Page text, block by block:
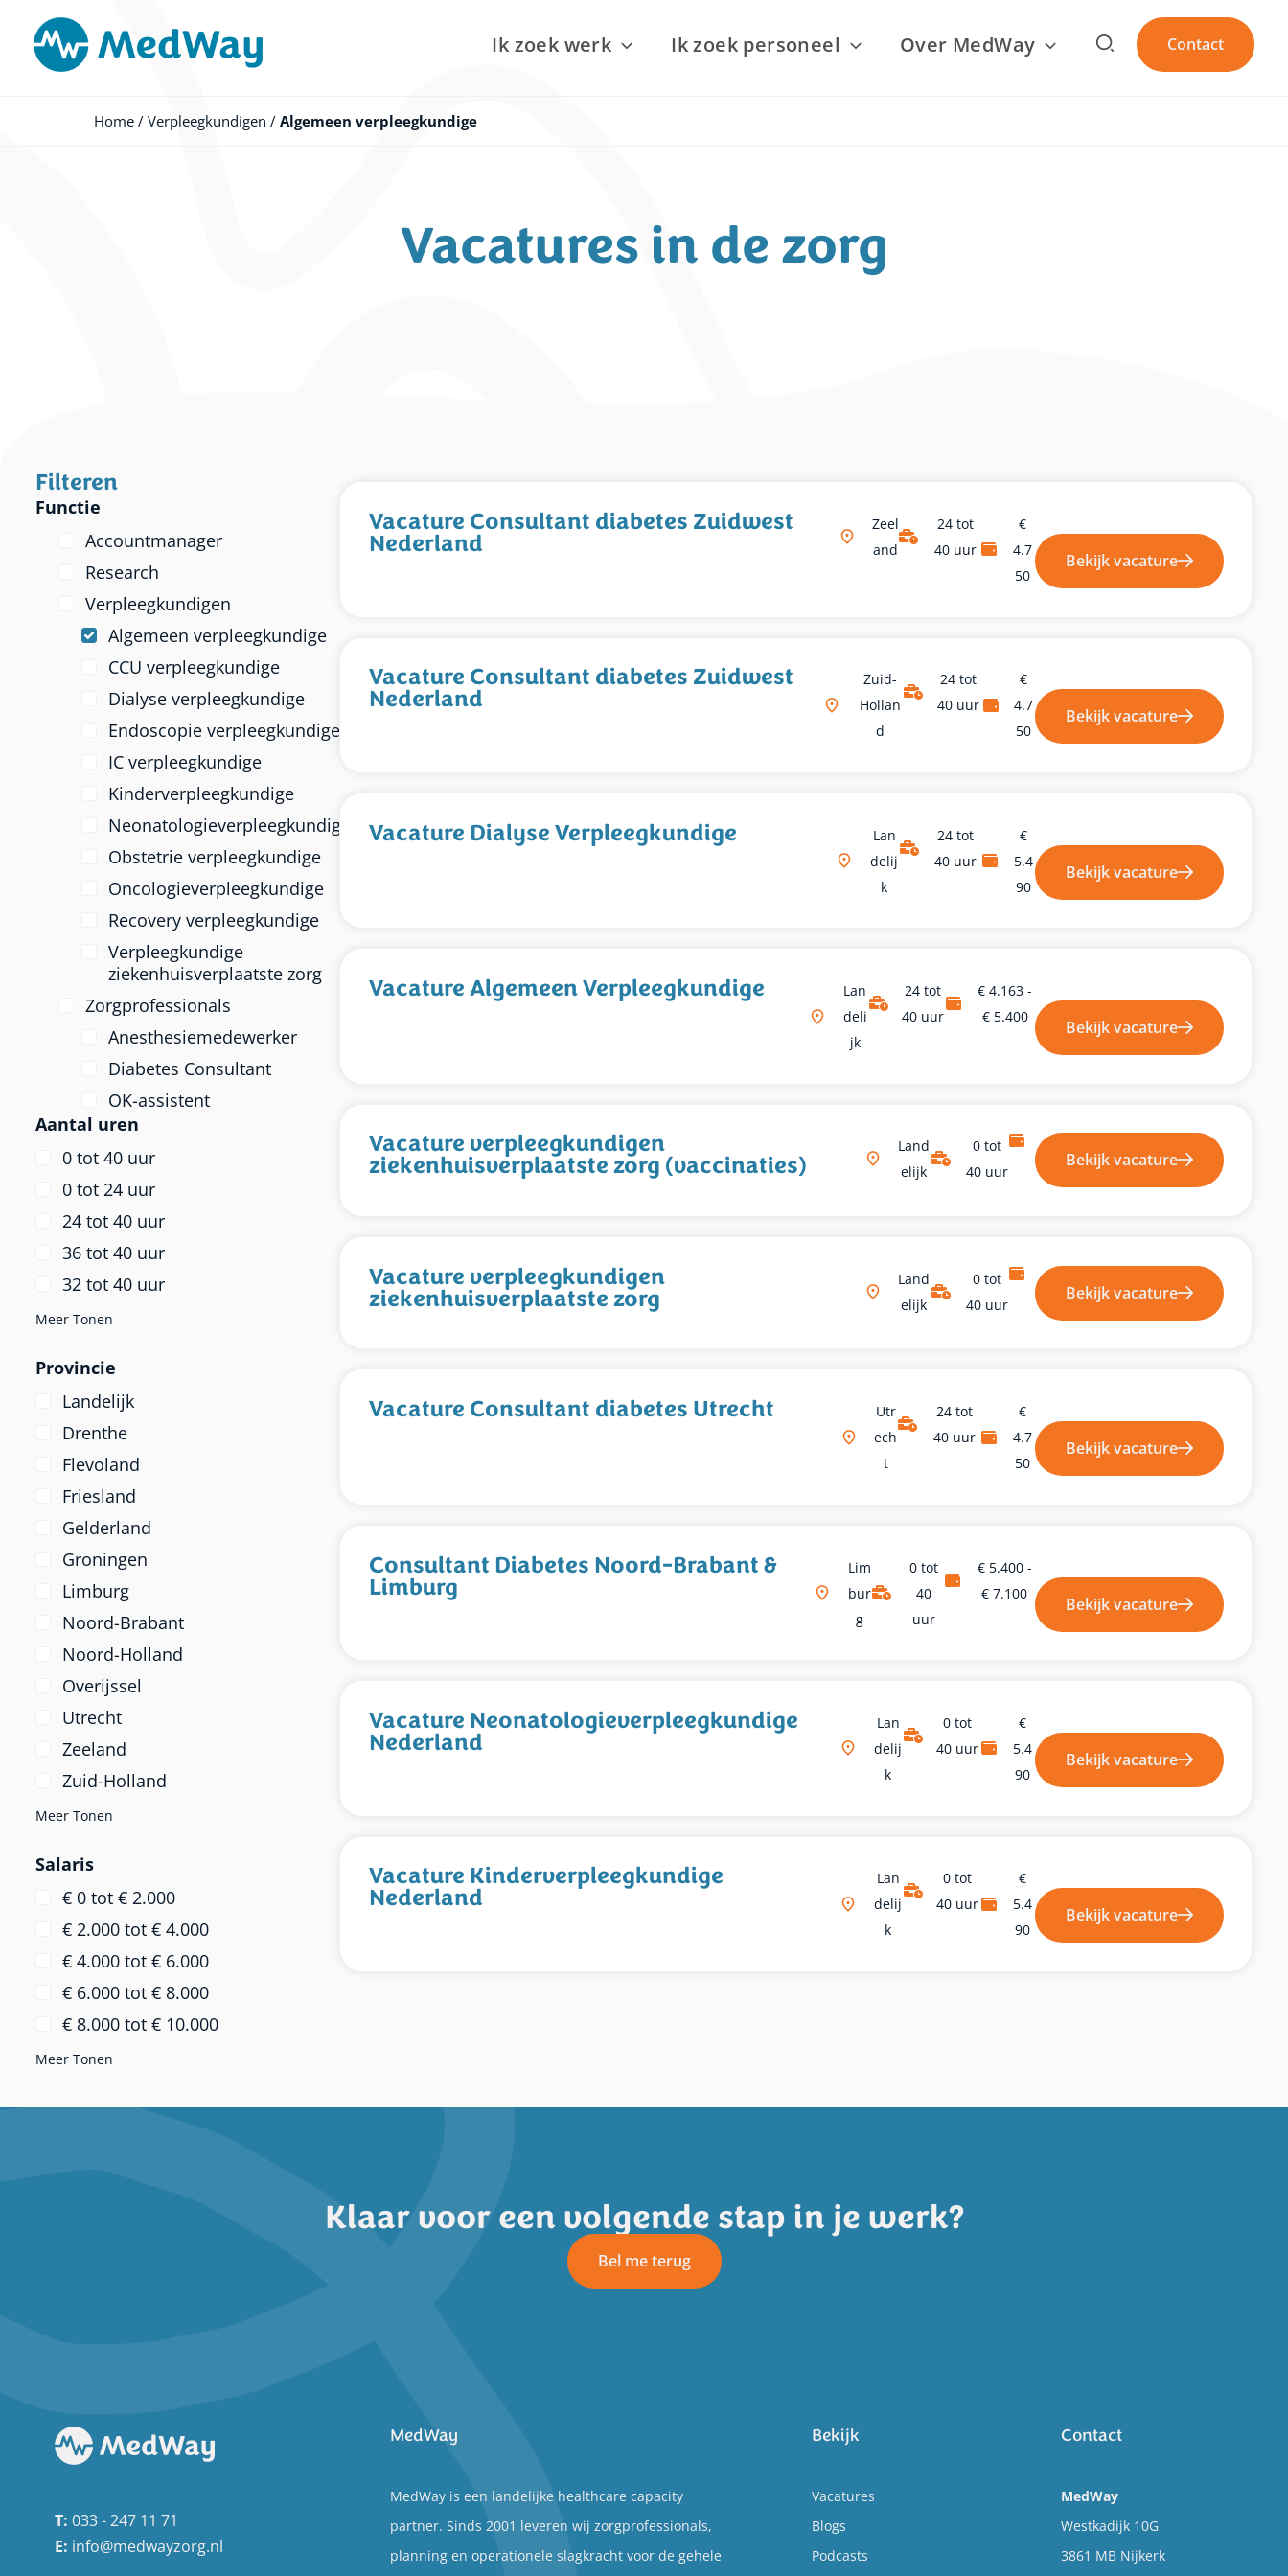
naar
Ik zoek werk Ik zoek personeel Over MedWay ZoekenContact
Home /Verpleegkundigen /Algemeen verpleegkundige
Vacatures in de zorg
Filteren
Functie
Accountmanager
Research
Verpleegkundigen
Algemeen verpleegkundige
CCU verpleegkundige
Dialyse verpleegkundige
Endoscopie verpleegkundige
IC verpleegkundige
Kinderverpleegkundige
Neonatologieverpleegkundige
Obstetrie verpleegkundige
Oncologieverpleegkundige
Recovery verpleegkundige
Verpleegkundige
ziekenhuisverplaatste zorg
Zorgprofessionals
Anesthesiemedewerker
Diabetes Consultant
OK-assistent
Aantal uren
0 tot 40 uur
0 tot 24 uur
24 tot 40 uur
36 tot 40 uur
32 tot 40 uur
Meer Tonen
Provincie
Landelijk
Drenthe
Flevoland
Friesland
Gelderland
Groningen
Limburg
Noord-Brabant
Noord-Holland
Overijssel
Utrecht
Zeeland
Zuid-Holland
Meer Tonen
Salaris
€ 0 tot € 2.000
€ 2.000 tot € 4.000
€ 4.000 tot € 6.000
€ 6.000 tot € 8.000
€ 8.000 tot € 10.000
Meer Tonen
Vacature Consultant diabetes Zuidwest
Nederland
Zeel
And
24 tot
40 uur
€
4.7
50
Bekijk vacature
Vacature Consultant diabetes Zuidwest
Nederland
Zuid-
Hollan
D
24 tot
40 uur
€
4.7
50
Bekijk vacature
Vacature Dialyse Verpleegkundige
Lan
Delij
K
24 tot
40 uur
€
5.4
90
Bekijk vacature
Vacature Algemeen Verpleegkundige
Lan
Deli
Jk
24 tot
40 uur
€ 4.163 -
€ 5.400
Bekijk vacature
Vacature verpleegkundigen
ziekenhuisverplaatste zorg (vaccinaties)
Land
Elijk
0 tot
40 uur
Bekijk vacature
Vacature verpleegkundigen
ziekenhuisverplaatste zorg
Land
Elijk
0 tot
40 uur
Bekijk vacature
Vacature Consultant diabetes Utrecht
Utr
Ech
T
24 tot
40 uur
€
4.7
50
Bekijk vacature
Consultant Diabetes Noord-Brabant &
Limburg
Lim
Bur
G
0 tot
40
uur
€ 5.400 -
€ 7.100
Bekijk vacature
Vacature Neonatologieverpleegkundige
Nederland
Lan
Delij
K
0 tot
40 uur
€
5.4
90
Bekijk vacature
Vacature Kinderverpleegkundige
Nederland
Lan
Delij
K
0 tot
40 uur
€
5.4
90
Bekijk vacature
Klaar voor een volgende stap in je werk?
Bel me terug
T: 033 - 247 11 71
E: info@medwayzorg.nl
MedWay
MedWay is een landelijke healthcare capacity
partner. Sinds 2001 leveren wij zorgprofessionals,
planning en operationele slagkracht voor de gehele
Bekijk
Vacatures
Blogs
Podcasts
Contact
MedWay
Westkadijk 10G
3861 MB Nijkerk